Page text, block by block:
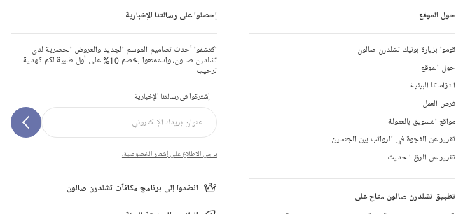
حول الموقع
قوموا بزيارة بوتيك تشلدرن صالون
حول الموقع
التزاماتنا البيئية
فرص العمل
مواقع التسويق بالعمولة
تقرير عن الفجوة في الرواتب بين الجنسين
تقرير عن الرق الحديث
تطبيق تشلدرن صالون متاح على
إحصلوا على رسالتنا الإخبارية
اكتشفوا أحدث تصاميم الموسم الجديد والعروض الحصرية لدى
تشلدرن صالون، واستمتعوا بخصم 10% على أول طلبية لكم كهدية
ترحيب
إشتركوا في رسالتنا الإخبارية
يرجى الاطلاع على إشعار الخصوصية.
انضموا إلى برنامج مكافآت تشلدرن صالون